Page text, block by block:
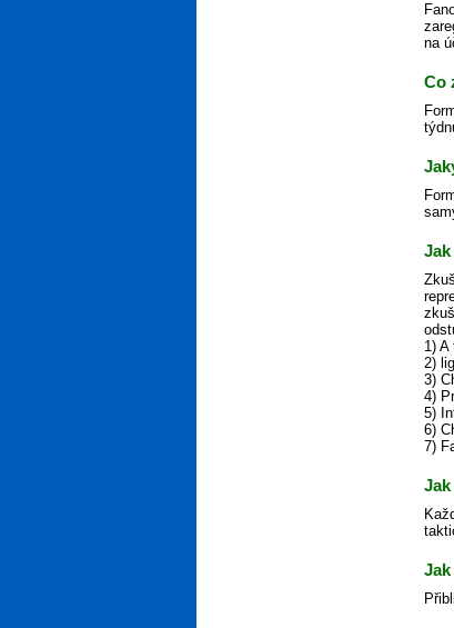
na
Co
1)
2)
3)
4)
5)
6)
7)